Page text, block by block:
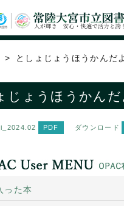
としょじょうほうかんだ
じょうほうかん
ダウンロード
った本